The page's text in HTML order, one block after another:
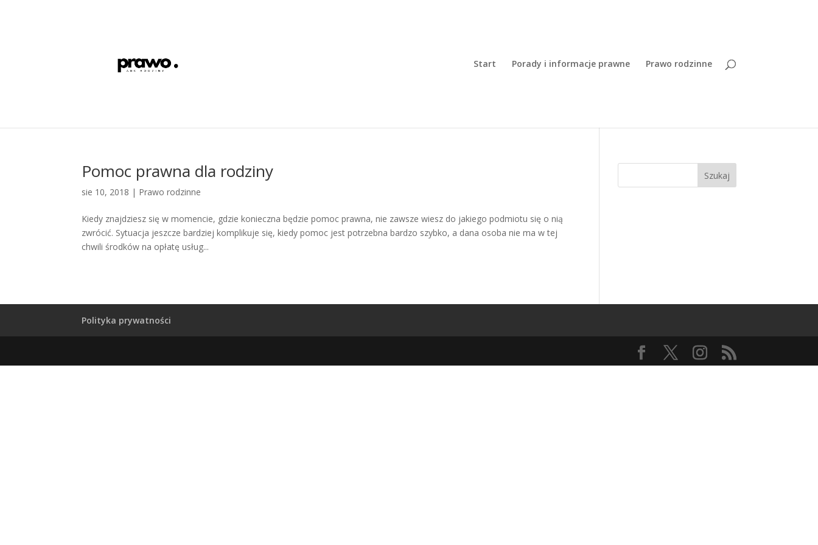
Start Porady i informacje prawne Prawo rodzinne
Pomoc prawna dla rodziny
sie 10, 2018 | Prawo rodzinne
Kiedy znajdziesz się w momencie, gdzie konieczna będzie pomoc prawna, nie zawsze wiesz do jakiego podmiotu się o nią
zwrócić. Sytuacja jeszcze bardziej komplikuje się, kiedy pomoc jest potrzebna bardzo szybko, a dana osoba nie ma w tej
chwili środków na opłatę usług...
Szukaj
Polityka prywatności